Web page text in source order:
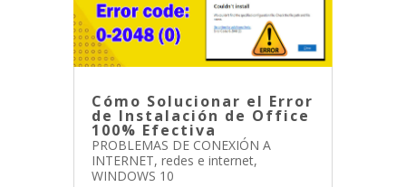
Cómo Solucionar el Error
de Instalación de Office
100% Efectiva
PROBLEMAS DE CONEXIÓN A
INTERNET, redes e internet,
WINDOWS 10